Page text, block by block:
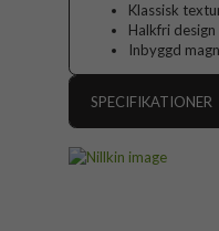
Klassisk
Halkfri
Inbyggd
SPECIFIKATIONER